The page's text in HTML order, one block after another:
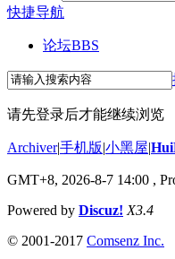
快捷导航
论坛BBS
请先登录后才能继续浏览
Archiver|手机版|小黑屋|
GMT+8, 2026-8-7 14:00 ,
Powered by Discuz! X3.4
© 2001-2017 Comsenz Inc.